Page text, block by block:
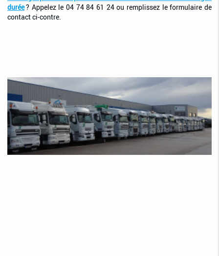
durée? Appelez le 04 74 84 61 24 ou remplissez le formulaire de
contact ci-contre.